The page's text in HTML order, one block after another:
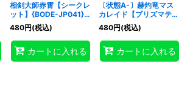
相剣大師赤霄【シークレ
ット】{BODE-JP041}
《シンクロ》
480円(税込)
カートに入れる
〔状態A-〕赫灼竜マス
カレイド【プリズマティ
ックシークレット】
{BODE-JP038}《融
合》
480円(税込)
カートに入れる